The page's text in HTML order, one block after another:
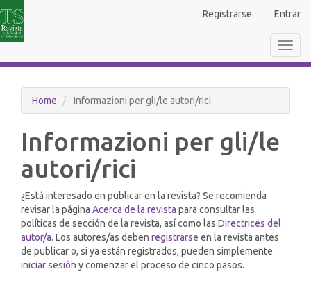
Barra
Registrarse Entrar
Home Informazioni per gli/le autori/rici
Informazioni per gli/le
autori/rici
¿Está interesado en publicar en la revista? Se recomienda
revisar la página Acerca de la revista para consultar las
políticas de sección de la revista, así como las Directrices del
autor/a. Los autores/as deben registrarse en la revista antes
de publicar o, si ya están registrados, pueden simplemente
iniciar sesión y comenzar el proceso de cinco pasos.